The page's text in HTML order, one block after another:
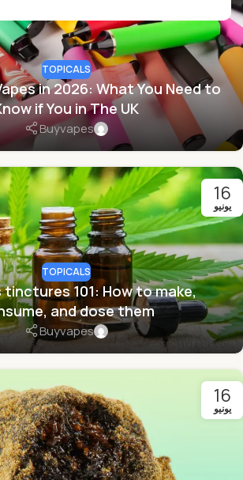
TOPICALS
in 2026: What You Need to
if You in The UK
Buyvapes
16
يونيو
TOPICALS
tinctures 101: How to make,
and dose them
Buyvapes
16
يونيو